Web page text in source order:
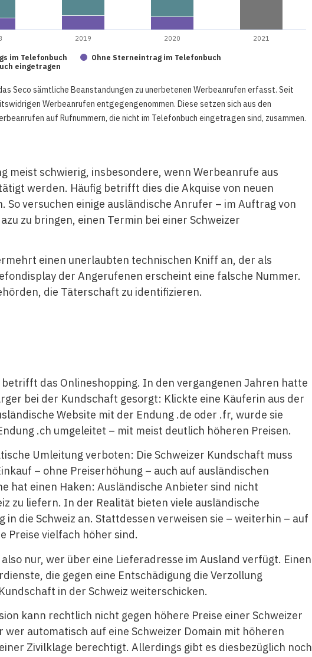
im Telefonbuch
Ohne Sterneintrag im Telefonbuch
eingetragen
2019 2020 2021
Seco sämtliche Beanstandungen zu unerbetenen Werbeanrufen erfasst. Seit
Werbeanrufen entgegengenommen. Diese setzen sich aus den
auf Rufnummern, die nicht im Telefonbuch eingetragen sind, zusammen.
meist schwierig, insbesondere, wenn Werbeanrufe aus
werden. Häufig betrifft dies die Akquise von neuen
So versuchen einige ausländische Anrufer – im Auftrag von
zu bringen, einen Termin bei einer Schweizer
einen unerlaubten technischen Kniff an, der als
der Angerufenen erscheint eine falsche Nummer.
die Täterschaft zu identifizieren.
betrifft das Onlineshopping. In den vergangenen Jahren hatte
bei der Kundschaft gesorgt: Klickte eine Käuferin aus der
Website mit der Endung .de oder .fr, wurde sie
.ch umgeleitet – mit meist deutlich höheren Preisen.
Umleitung verboten: Die Schweizer Kundschaft muss
– ohne Preiserhöhung – auch auf ausländischen
hat einen Haken: Ausländische Anbieter sind nicht
zu liefern. In der Realität bieten viele ausländische
in die Schweiz an. Stattdessen verweisen sie – weiterhin – auf
Preise vielfach höher sind.
nur, wer über eine Lieferadresse im Ausland verfügt. Einen
die gegen eine Entschädigung die Verzollung
in der Schweiz weiterschicken.
kann rechtlich nicht gegen höhere Preise einer Schweizer
automatisch auf eine Schweizer Domain mit höheren
Zivilklage berechtigt. Allerdings gibt es diesbezüglich noch